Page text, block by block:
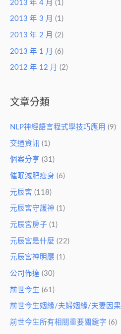
2013 年 4 月 (1)
2013 年 3 月 (1)
2013 年 2 月 (2)
2013 年 1 月 (6)
2012 年 12 月 (2)
文章分類
NLP神經語言程式學技巧應用 (9)
交通資訊 (1)
個案分享 (31)
催眠減肥瘦身 (6)
元辰宮 (118)
元辰宮守護神 (1)
元辰宮房子 (1)
元辰宮是什麼 (22)
元辰宮神明廳 (1)
公司佈達 (30)
前世今生 (61)
前世今生姻緣/夫婦姻緣/夫妻因果
前世今生所有相關重要關鍵字 (6)